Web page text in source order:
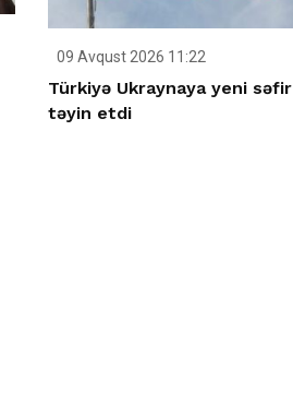
09 Avqust 2026 11:22
Türkiyə Ukraynaya yeni səfir
təyin etdi